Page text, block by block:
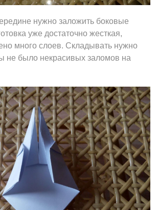
нужно заложить боковые
уже достаточно жесткая,
много слоев. Складывать нужно
не было некрасивых заломов на